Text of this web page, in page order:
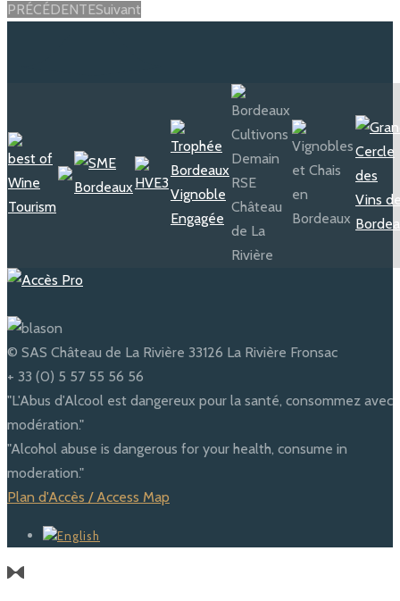
PRÉCÉDENTESuivant
© SAS Château de La Rivière 33126 La Rivière Fronsac
+ 33 (0) 5 57 55 56 56
"L'Abus d'Alcool est dangereux pour la santé, consommez avec
modération."
"Alcohol abuse is dangerous for your health, consume in
moderation."
Plan d'Accès / Access Map